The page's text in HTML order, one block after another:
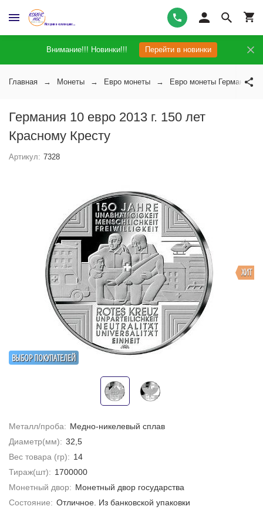
Внимание!!! Новинки!!! Перейти в новинки
Главная Монеты Евро монеты Евро монеты Германии
Германия 10 евро 2013 г. 150 лет
Красному Кресту
Артикул: 7328
ВЫБОР ПОКУПАТЕЛЕЙ
ХИТ
Металл/проба: Медно-никелевый сплав
Диаметр(мм): 32,5
Вес товара (гр): 14
Тираж(шт): 1700000
Монетный двор: Монетный двор государства
Состояние: Отличное. Из банковской упаковки